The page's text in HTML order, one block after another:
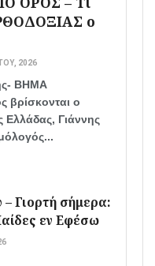
ο
2026
ΒΗΜΑ
βρίσκονται ο
Ελλάδας, Γιάννης
Γιορτή σήμερα:
εν Εφέσω